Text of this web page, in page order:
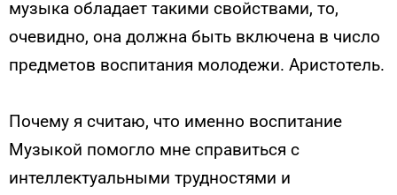
музыка обладает такими свойствами, то,
очевидно, она должна быть включена в число
предметов воспитания молодежи. Аристотель.
Почему я считаю, что именно воспитание
Музыкой помогло мне справиться с
интеллектуальными трудностями и